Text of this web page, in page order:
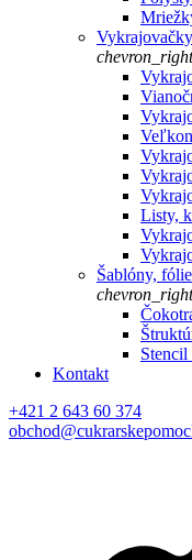
Vykrajovačky
chevron_right
Listy,
Šablóny, fólie
chevron_right
Stencil
Kontakt
+421 2 643 60 374